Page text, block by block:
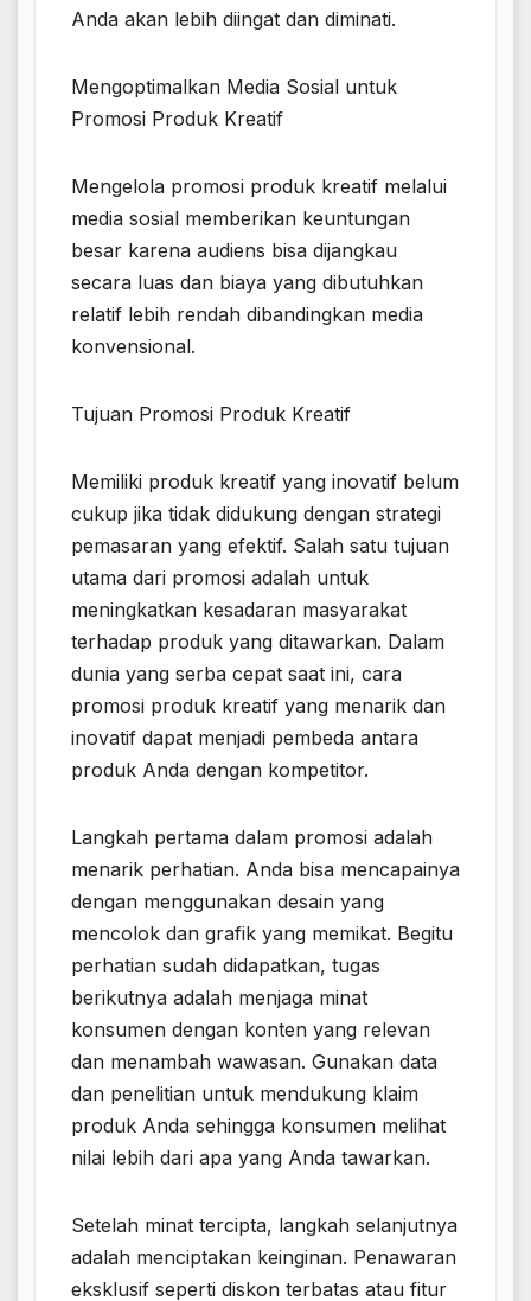
Anda akan lebih diingat dan diminati.
Mengoptimalkan Media Sosial untuk
Promosi Produk Kreatif
Mengelola promosi produk kreatif melalui
media sosial memberikan keuntungan
besar karena audiens bisa dijangkau
secara luas dan biaya yang dibutuhkan
relatif lebih rendah dibandingkan media
konvensional.
Tujuan Promosi Produk Kreatif
Memiliki produk kreatif yang inovatif belum
cukup jika tidak didukung dengan strategi
pemasaran yang efektif. Salah satu tujuan
utama dari promosi adalah untuk
meningkatkan kesadaran masyarakat
terhadap produk yang ditawarkan. Dalam
dunia yang serba cepat saat ini, cara
promosi produk kreatif yang menarik dan
inovatif dapat menjadi pembeda antara
produk Anda dengan kompetitor.
Langkah pertama dalam promosi adalah
menarik perhatian. Anda bisa mencapainya
dengan menggunakan desain yang
mencolok dan grafik yang memikat. Begitu
perhatian sudah didapatkan, tugas
berikutnya adalah menjaga minat
konsumen dengan konten yang relevan
dan menambah wawasan. Gunakan data
dan penelitian untuk mendukung klaim
produk Anda sehingga konsumen melihat
nilai lebih dari apa yang Anda tawarkan.
Setelah minat tercipta, langkah selanjutnya
adalah menciptakan keinginan. Penawaran
eksklusif seperti diskon terbatas atau fitur